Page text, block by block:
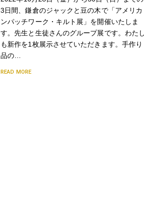
3日間、鎌倉のジャックと豆の木で「アメリカ
ンパッチワーク・キルト展」を開催いたしま
す。先生と生徒さんのグループ展です。わたし
も新作を1枚展示させていただきます。手作り
品の…
READ MORE